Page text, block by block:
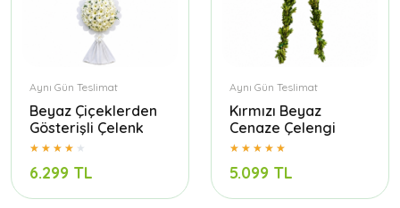
Aynı Gün Teslimat
Beyaz Çiçeklerden
Gösterişli Çelenk
6.299 TL
Aynı Gün Teslimat
Kırmızı Beyaz
Cenaze Çelengi
5.099 TL